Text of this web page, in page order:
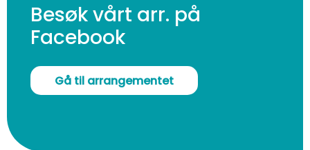
Besøk vårt arr. på
Facebook
Gå til arrangementet